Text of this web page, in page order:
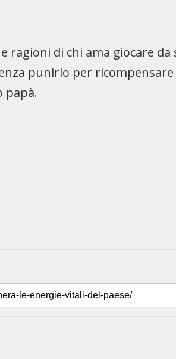
di chi ama giocare da
punirlo per ricompensare
papà.